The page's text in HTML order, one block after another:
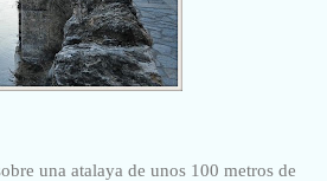
una atalaya de unos 100 metros de